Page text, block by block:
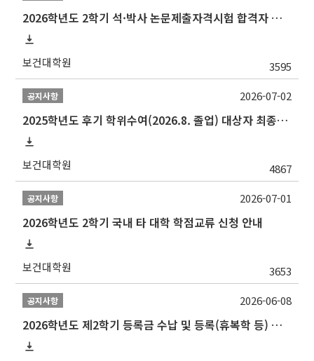
2026학년도 2학기 석·박사 논문제출자격시험 합격자 공고(TSQ Exam Result)
보건대학원 3595
공지사항
2025학년도 후기 학위수여(2026.8. 졸업) 대상자 최종인준 논문 제출 안내
보건대학원 4867
2026-07-02
공지사항
2026학년도 2학기 국내 타 대학 학점교류 신청 안내
보건대학원 3653
2026-07-01
공지사항
2026학년도 제2학기 등록금 수납 및 등록(휴복학 등) 일정 안내
2026-06-08